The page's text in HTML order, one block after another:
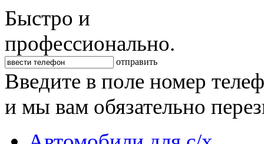
Быстро и
профессионально.
отправить
Введите в поле номер
и мы вам обязательно